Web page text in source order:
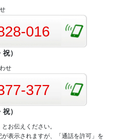
016
）
せ
377
）
お伝えください。
表示されますが、「通話を許可」を